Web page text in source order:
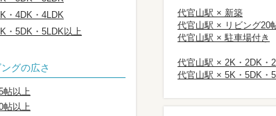
・4DK・4LDK
・5DK・5LDK以上
ングの広さ
帖以上
帖以上
代官山駅 × 新築
代官山駅 × リビング20
代官山駅 × 駐車場付き
代官山駅 × 2K・2DK・
代官山駅 × 5K・5DK・